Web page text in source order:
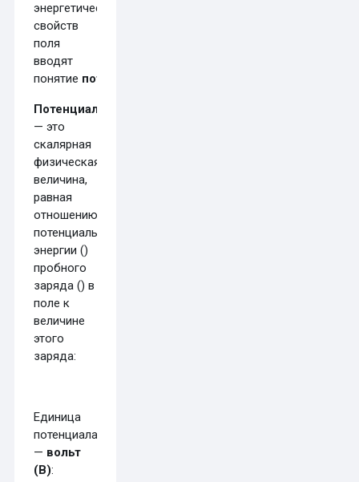
энергетических
свойств
поля
вводят
понятие потенциала
Потенциал
— это
скалярная
физическая
величина,
равная
отношению
потенциальной
энергии ()
пробного
заряда () в
поле к
величине
этого
заряда:
Единица
потенциала
— вольт
(В):